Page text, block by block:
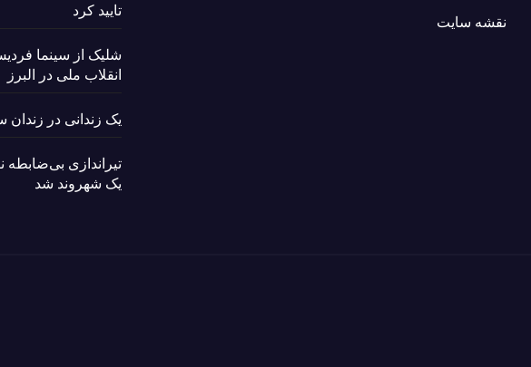
نقشه سایت
تایید کرد
شلیک از سینما
انقلاب ملی در البرز
یک زندانی در
تیراندازی
یک شهروند شد